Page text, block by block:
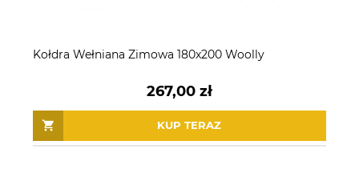
Kołdra Wełniana Zimowa 180x200 Woolly
267,00 zł
KUP TERAZ